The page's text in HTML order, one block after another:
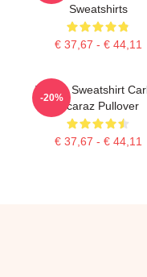
Sweatshirts
€ 37,67 - € 44,11
Tennis Sweatshirt
Alcaraz Pullover
€ 37,67 - € 44,11
-20%